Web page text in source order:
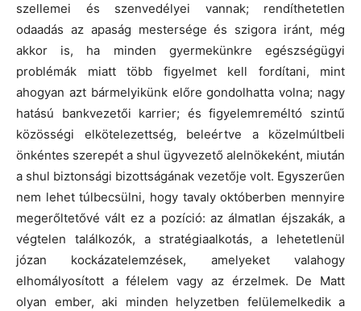
szellemei és szenvedélyei vannak; rendíthetetlen
odaadás az apaság mestersége és szigora iránt, még
akkor is, ha minden gyermekünkre egészségügyi
problémák miatt több figyelmet kell fordítani, mint
ahogyan azt bármelyikünk előre gondolhatta volna; nagy
hatású bankvezetői karrier; és figyelemreméltó szintű
közösségi elkötelezettség, beleértve a közelmúltbeli
önkéntes szerepét a shul ügyvezető alelnökeként, miután
a shul biztonsági bizottságának vezetője volt. Egyszerűen
nem lehet túlbecsülni, hogy tavaly októberben mennyire
megerőltetővé vált ez a pozíció: az álmatlan éjszakák, a
végtelen találkozók, a stratégiaalkotás, a lehetetlenül
józan kockázatelemzések, amelyeket valahogy
elhomályosított a félelem vagy az érzelmek. De Matt
olyan ember, aki minden helyzetben felülemelkedik a